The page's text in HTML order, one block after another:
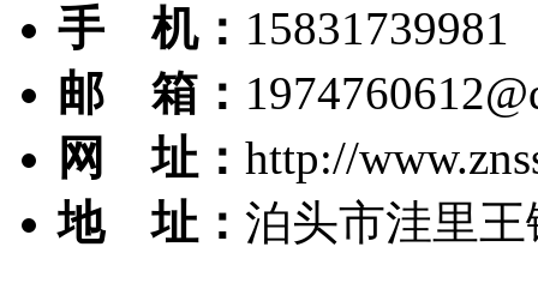
手 机： 15831739981
邮 箱：
网 址： http://
地 址： 泊头市洼里